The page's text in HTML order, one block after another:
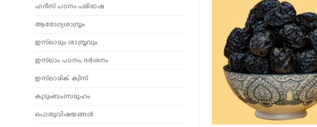
ഹദീസ് പഠനം പരിഭാഷ
ആരോഗ്യശാസ്ത്രം
ഇസ്‌ലാമും ശാസ്ത്രവും
ഇസ്‌ലാം പഠനം, ദർശനം
ഇസ്‌ലാമിക് ക്വിസ്
കുടുംബം/സമൂഹം
പൊതുവിഷയങ്ങൾ